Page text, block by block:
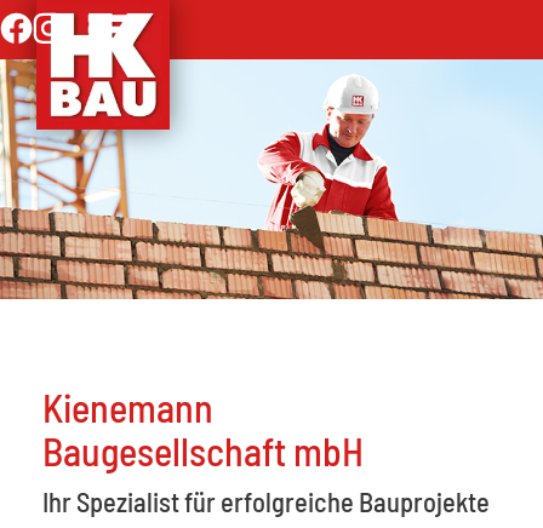
Kienemann
Baugesellschaft mbH
Ihr Spezialist für erfolgreiche Bauprojekte